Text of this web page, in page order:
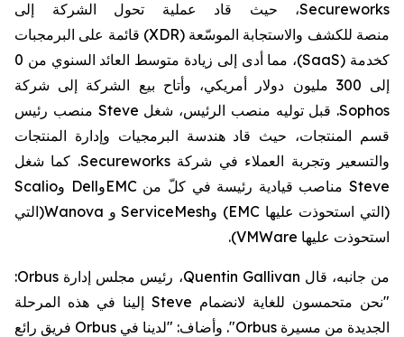
Secureworks، حيث قاد عملية تحول الشركة إلى
منصة للكشف والاستجابة الموسّعة (XDR
) قائمة على البرمجبات
كخدمة (SaaS
)، مما أدى إلى زيادة متوسط
العائد السنوي من 0
إلى 300 مليون دولار أمريكي،
وأتاح بيع الشركة إلى شركة
Sophos
. قبل توليه منصب الرئيس، شغل Steve منصب رئيس
قسم المنتجات، حيث قاد هندسة البرمجيات وإدارة المنتجات
والتسعير وتجربة العملاء في شركة Secureworks
. كما شغل
Steve مناصب قيادية رئيسة في كلّ من EMCوDell وScalio
(التي استحوذت عليها EMC
) وServiceMesh و Wanova
(التي
استحوذت عليها VMWare
).
من جانبه، قال Quentin Gallivan، رئيس مجلس إدارة Orbus
:
"نحن متحمسون للغاية لانضمام Steve إلينا في هذه المرحلة
الجديدة من مسيرة Orbus". وأضاف: "لدينا في Orbus فريق رائع